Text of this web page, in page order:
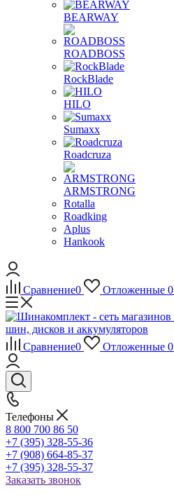
BEARWAY
ROADBOSS
RockBlade
HILO
Sumaxx
Roadcruza
ARMSTRONG
Rotalla
Roadking
Aplus
Hankook
Сравнение0 Отложенные 0
Сравнение0 Отложенные 0
Телефоны
8 800 700 86 50
+7 (395) 328-55-36
+7 (908) 664-85-37
+7 (395) 328-55-37
Заказать звонок